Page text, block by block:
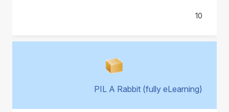
PIL A Rabbit (fully eLearning)